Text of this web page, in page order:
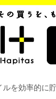
を効率的に